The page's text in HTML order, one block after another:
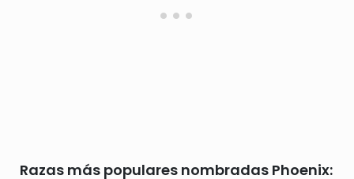
Razas más populares nombradas Phoenix: